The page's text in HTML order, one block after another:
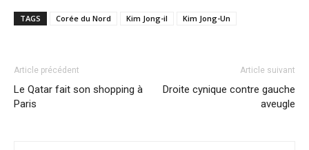
TAGS Corée du Nord Kim Jong-il Kim Jong-Un
Article précédent
Le Qatar fait son shopping à
Paris
Article suivant
Droite cynique contre gauche
aveugle